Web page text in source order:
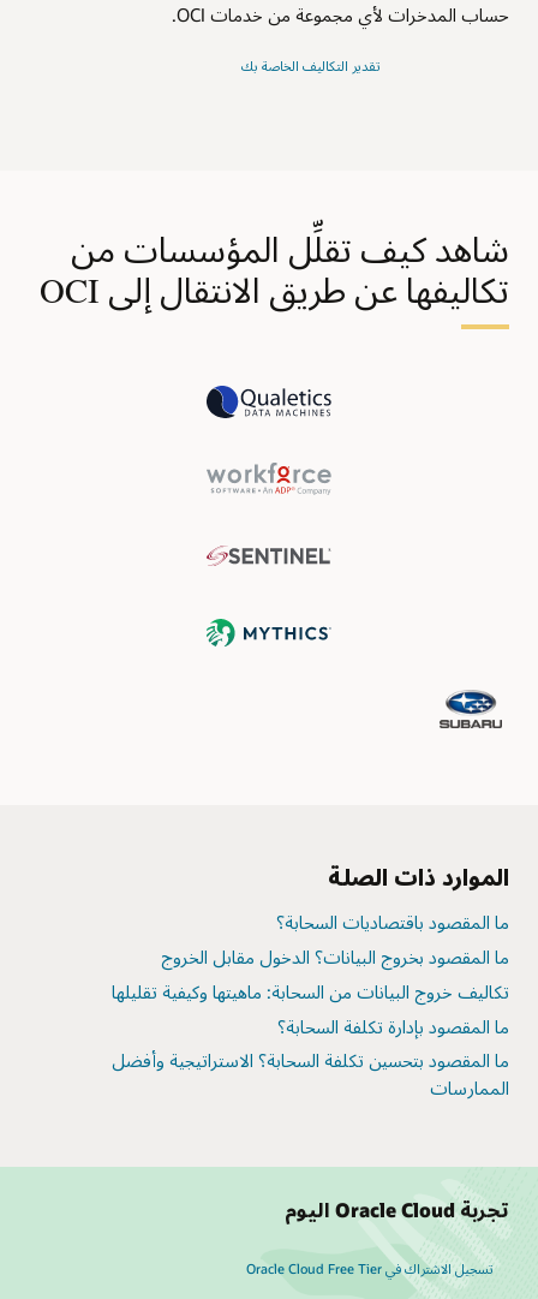
حساب المدخرات لأي مجموعة من خدمات OCI.
تقدير التكاليف الخاصة بك
شاهد كيف تقلِّل المؤسسات من
تكاليفها عن طريق الانتقال إلى OCI
الموارد ذات الصلة
ما المقصود باقتصاديات السحابة؟
ما المقصود بخروج البيانات؟ الدخول مقابل الخروج
تكاليف خروج البيانات من السحابة: ماهيتها وكيفية تقليلها
ما المقصود بإدارة تكلفة السحابة؟
ما المقصود بتحسين تكلفة السحابة؟ الاستراتيجية وأفضل
الممارسات
تجربة Oracle Cloud اليوم
تسجيل الاشتراك في Oracle Cloud Free Tier‏